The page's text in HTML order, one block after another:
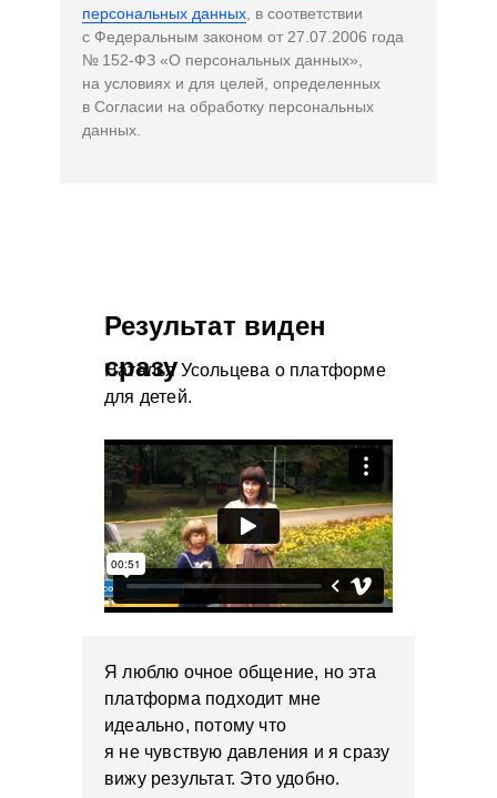
персональных данных , в соответствии
с Федеральным законом от 27.07.2006 года
№ 152-ФЗ «О персональных данных»,
на условиях и для целей, определенных
в Согласии на обработку персональных
данных.
Результат виден
сразу
Наталья Усольцева о платформе
для детей.
Я люблю очное общение, но эта
платформа подходит мне
идеально, потому что
я не чувствую давления и я сразу
вижу результат. Это удобно.